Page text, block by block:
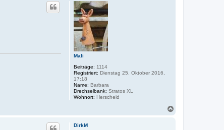
Mali
Beiträge: 1114
Registriert: Dienstag 25. Oktober 2016,
17:18
Name: Barbara
Drechselbank: Stratos XL
Wohnort: Herscheid
DirkM